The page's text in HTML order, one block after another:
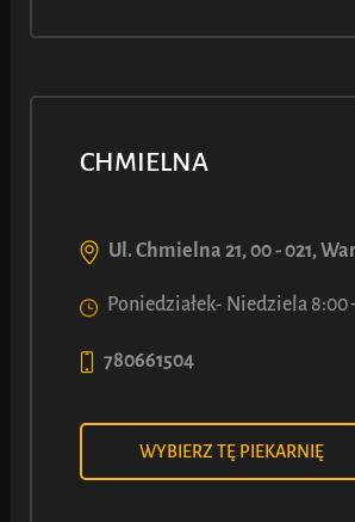
OCHOTĘ
NA...
CHMIELNA
Ul. Chmielna 21, 00 - 021,
Poniedziałek- Niedziela 8:00
780661504
WYBIERZ TĘ PIEKARNIĘ